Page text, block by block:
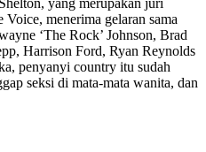
yang merupakan juri
menerima gelaran sama
‘The Rock’ Johnson, Brad
Harrison Ford, Ryan Reynolds
penyanyi country itu sudah
seksi di mata-mata wanita, dan